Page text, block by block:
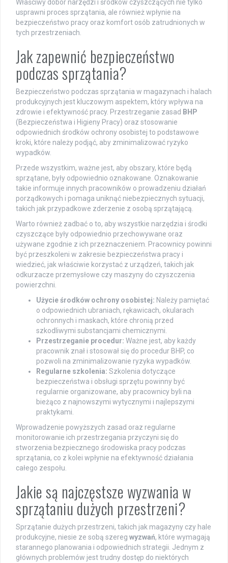
Właściwy dobór narzędzi i środków czyszczących nie tylko
usprawni proces sprzątania, ale również wpłynie na
bezpieczeństwo pracy oraz komfort osób zatrudnionych w
tych przestrzeniach.
Jak zapewnić bezpieczeństwo
podczas sprzątania?
Bezpieczeństwo podczas sprzątania w magazynach i halach
produkcyjnych jest kluczowym aspektem, który wpływa na
zdrowie i efektywność pracy. Przestrzeganie zasad BHP
(Bezpieczeństwa i Higieny Pracy) oraz stosowanie
odpowiednich środków ochrony osobistej to podstawowe
kroki, które należy podjąć, aby zminimalizować ryzyko
wypadków.
Przede wszystkim, ważne jest, aby obszary, które będą
sprzątane, były odpowiednio oznakowane. Oznakowanie
takie informuje innych pracowników o prowadzeniu działań
porządkowych i pomaga uniknąć niebezpiecznych sytuacji,
takich jak przypadkowe zderzenie z osobą sprzątającą.
Warto również zadbać o to, aby wszystkie narzędzia i środki
czyszczące były odpowiednio przechowywane oraz
używane zgodnie z ich przeznaczeniem. Pracownicy powinni
być przeszkoleni w zakresie bezpieczeństwa pracy i
wiedzieć, jak właściwie korzystać z urządzeń, takich jak
odkurzacze przemysłowe czy maszyny do czyszczenia
powierzchni.
Użycie środków ochrony osobistej: Należy pamiętać
o odpowiednich ubraniach, rękawicach, okularach
ochronnych i maskach, które chronią przed
szkodliwymi substancjami chemicznymi.
Przestrzeganie procedur: Ważne jest, aby każdy
pracownik znał i stosował się do procedur BHP, co
pozwoli na zminimalizowanie ryzyka wypadków.
Regularne szkolenia: Szkolenia dotyczące
bezpieczeństwa i obsługi sprzętu powinny być
regularnie organizowane, aby pracownicy byli na
bieżąco z najnowszymi wytycznymi i najlepszymi
praktykami.
Wprowadzenie powyższych zasad oraz regularne
monitorowanie ich przestrzegania przyczyni się do
stworzenia bezpiecznego środowiska pracy podczas
sprzątania, co z kolei wpłynie na efektywność działania
całego zespołu.
Jakie są najczęstsze wyzwania w
sprzątaniu dużych przestrzeni?
Sprzątanie dużych przestrzeni, takich jak magazyny czy hale
produkcyjne, niesie ze sobą szereg wyzwań, które wymagają
starannego planowania i odpowiednich strategii. Jednym z
głównych problemów jest trudny dostęp do niektórych